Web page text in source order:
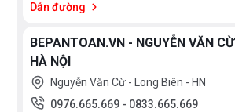
Độ ồn: 42 dB
Độ ồn yên
Dẫn đường
BEPANTOAN.VN - NGUYỄN VĂN
HÀ NỘI
Nguyễn Văn Cừ - Long Biên - HN
0976.665.669 - 0833.665.669